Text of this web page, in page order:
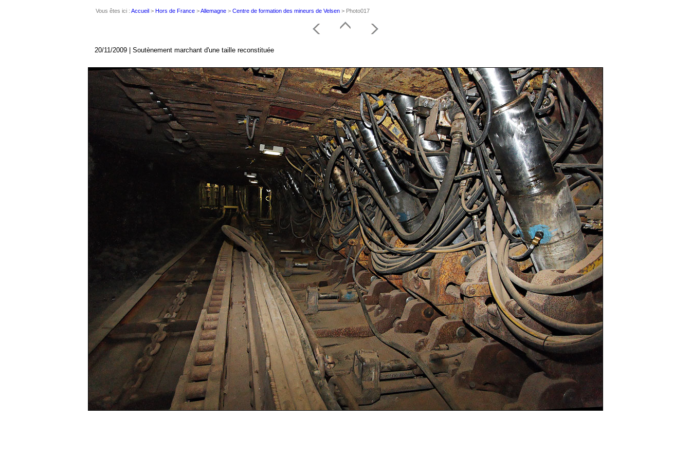
Vous êtes ici : Accueil > Hors de France >Allemagne > Centre de formation des mineurs de Velsen > Photo017
20/11/2009 | Soutènement marchant d'une taille reconstituée